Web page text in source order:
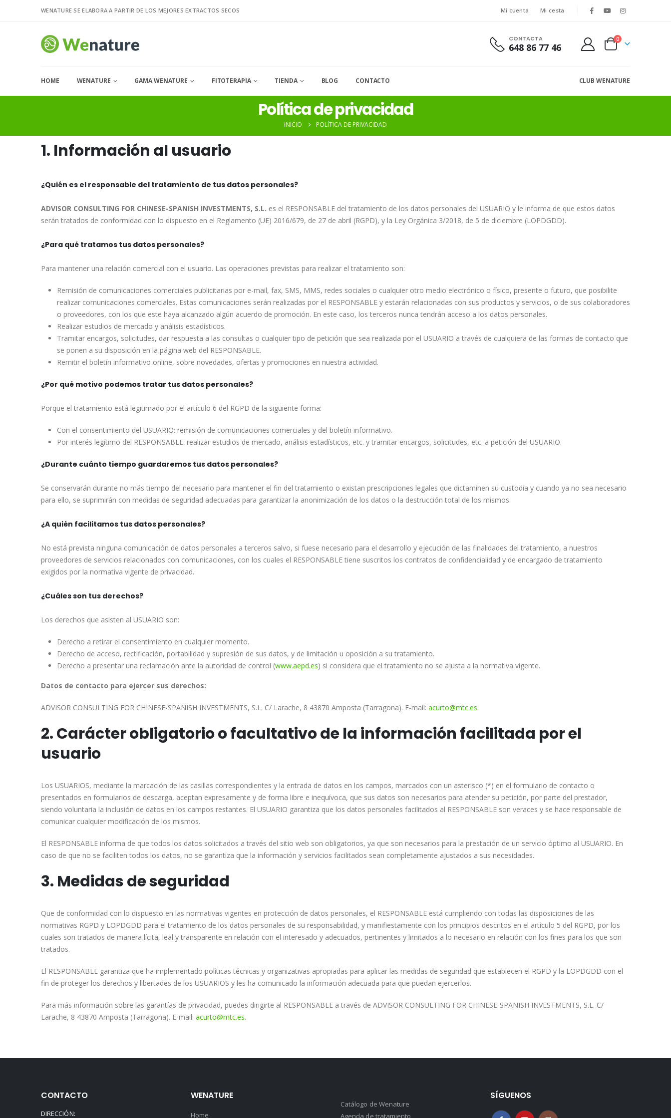
WENATURE SE ELABORA A PARTIR DE LOS MEJORES EXTRACTOS SECOS Mi cuenta Mi cesta
CONTACTA
648 86 77 46
0
HOME WENATURE GAMA WENATURE FITOTERAPIA TIENDA BLOG CONTACTO CLUB WENATURE
Política de privacidad
INICIO POLÍTICA DE PRIVACIDAD
1. Información al usuario
¿Quién es el responsable del tratamiento de tus datos personales?
ADVISOR CONSULTING FOR CHINESE-SPANISH INVESTMENTS, S.L. es el RESPONSABLE del tratamiento de los datos personales del USUARIO y le informa de que estos datos
serán tratados de conformidad con lo dispuesto en el Reglamento (UE) 2016/679, de 27 de abril (RGPD), y la Ley Orgánica 3/2018, de 5 de diciembre (LOPDGDD).
¿Para qué tratamos tus datos personales?
Para mantener una relación comercial con el usuario. Las operaciones previstas para realizar el tratamiento son:
Remisión de comunicaciones comerciales publicitarias por e-mail, fax, SMS, MMS, redes sociales o cualquier otro medio electrónico o físico, presente o futuro, que posibilite
realizar comunicaciones comerciales. Estas comunicaciones serán realizadas por el RESPONSABLE y estarán relacionadas con sus productos y servicios, o de sus colaboradores
o proveedores, con los que este haya alcanzado algún acuerdo de promoción. En este caso, los terceros nunca tendrán acceso a los datos personales.
Realizar estudios de mercado y análisis estadísticos.
Tramitar encargos, solicitudes, dar respuesta a las consultas o cualquier tipo de petición que sea realizada por el USUARIO a través de cualquiera de las formas de contacto que
se ponen a su disposición en la página web del RESPONSABLE.
Remitir el boletín informativo online, sobre novedades, ofertas y promociones en nuestra actividad.
¿Por qué motivo podemos tratar tus datos personales?
Porque el tratamiento está legitimado por el artículo 6 del RGPD de la siguiente forma:
Con el consentimiento del USUARIO: remisión de comunicaciones comerciales y del boletín informativo.
Por interés legítimo del RESPONSABLE: realizar estudios de mercado, análisis estadísticos, etc. y tramitar encargos, solicitudes, etc. a petición del USUARIO.
¿Durante cuánto tiempo guardaremos tus datos personales?
Se conservarán durante no más tiempo del necesario para mantener el fin del tratamiento o existan prescripciones legales que dictaminen su custodia y cuando ya no sea necesario
para ello, se suprimirán con medidas de seguridad adecuadas para garantizar la anonimización de los datos o la destrucción total de los mismos.
¿A quién facilitamos tus datos personales?
No está prevista ninguna comunicación de datos personales a terceros salvo, si fuese necesario para el desarrollo y ejecución de las finalidades del tratamiento, a nuestros
proveedores de servicios relacionados con comunicaciones, con los cuales el RESPONSABLE tiene suscritos los contratos de confidencialidad y de encargado de tratamiento
exigidos por la normativa vigente de privacidad.
¿Cuáles son tus derechos?
Los derechos que asisten al USUARIO son:
Derecho a retirar el consentimiento en cualquier momento.
Derecho de acceso, rectificación, portabilidad y supresión de sus datos, y de limitación u oposición a su tratamiento.
Derecho a presentar una reclamación ante la autoridad de control (www.aepd.es) si considera que el tratamiento no se ajusta a la normativa vigente.
Datos de contacto para ejercer sus derechos:
ADVISOR CONSULTING FOR CHINESE-SPANISH INVESTMENTS, S.L. C/ Larache, 8 43870 Amposta (Tarragona). E-mail: acurto@mtc.es.
2. Carácter obligatorio o facultativo de la información facilitada por el
usuario
Los USUARIOS, mediante la marcación de las casillas correspondientes y la entrada de datos en los campos, marcados con un asterisco (*) en el formulario de contacto o
presentados en formularios de descarga, aceptan expresamente y de forma libre e inequívoca, que sus datos son necesarios para atender su petición, por parte del prestador,
siendo voluntaria la inclusión de datos en los campos restantes. El USUARIO garantiza que los datos personales facilitados al RESPONSABLE son veraces y se hace responsable de
comunicar cualquier modificación de los mismos.
El RESPONSABLE informa de que todos los datos solicitados a través del sitio web son obligatorios, ya que son necesarios para la prestación de un servicio óptimo al USUARIO. En
caso de que no se faciliten todos los datos, no se garantiza que la información y servicios facilitados sean completamente ajustados a sus necesidades.
3. Medidas de seguridad
Que de conformidad con lo dispuesto en las normativas vigentes en protección de datos personales, el RESPONSABLE está cumpliendo con todas las disposiciones de las
normativas RGPD y LOPDGDD para el tratamiento de los datos personales de su responsabilidad, y manifiestamente con los principios descritos en el artículo 5 del RGPD, por los
cuales son tratados de manera lícita, leal y transparente en relación con el interesado y adecuados, pertinentes y limitados a lo necesario en relación con los fines para los que son
tratados.
El RESPONSABLE garantiza que ha implementado políticas técnicas y organizativas apropiadas para aplicar las medidas de seguridad que establecen el RGPD y la LOPDGDD con el
fin de proteger los derechos y libertades de los USUARIOS y les ha comunicado la información adecuada para que puedan ejercerlos.
Para más información sobre las garantías de privacidad, puedes dirigirte al RESPONSABLE a través de ADVISOR CONSULTING FOR CHINESE-SPANISH INVESTMENTS, S.L. C/
Larache, 8 43870 Amposta (Tarragona). E-mail: acurto@mtc.es.
CONTACTO
DIRECCIÓN:
WENATURE
Home
Catálogo de Wenature
Agenda de tratamiento
SÍGUENOS